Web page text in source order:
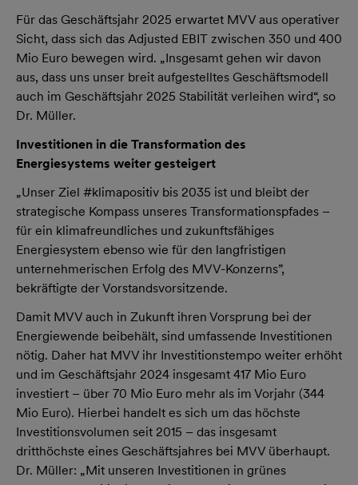
Für das Geschäftsjahr 2025 erwartet MVV aus operativer
Sicht, dass sich das Adjusted EBIT zwischen 350 und 400
Mio Euro bewegen wird. „Insgesamt gehen wir davon
aus, dass uns unser breit aufgestelltes Geschäftsmodell
auch im Geschäftsjahr 2025 Stabilität verleihen wird“, so
Dr. Müller.
Investitionen in die Transformation des
Energiesystems weiter gesteigert
„Unser Ziel #klimapositiv bis 2035 ist und bleibt der
strategische Kompass unseres Transformationspfades –
für ein klimafreundliches und zukunftsfähiges
Energiesystem ebenso wie für den langfristigen
unternehmerischen Erfolg des MVV-Konzerns”,
bekräftigte der Vorstandsvorsitzende.
Damit MVV auch in Zukunft ihren Vorsprung bei der
Energiewende beibehält, sind umfassende Investitionen
nötig. Daher hat MVV ihr Investitionstempo weiter erhöht
und im Geschäftsjahr 2024 insgesamt 417 Mio Euro
investiert – über 70 Mio Euro mehr als im Vorjahr (344
Mio Euro). Hierbei handelt es sich um das höchste
Investitionsvolumen seit 2015 – das insgesamt
dritthöchste eines Geschäftsjahres bei MVV überhaupt.
Dr. Müller: „Mit unseren Investitionen in grünes